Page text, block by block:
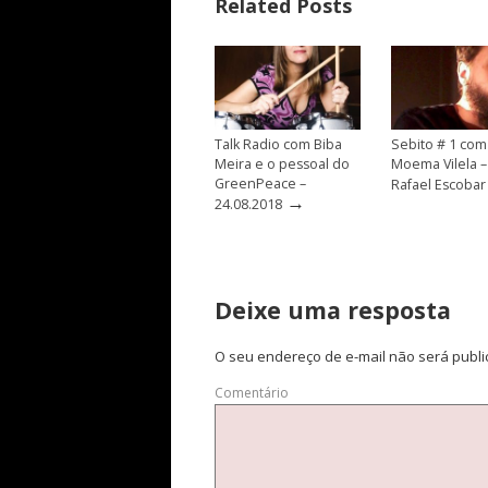
Related Posts
Talk Radio com Biba
Meira e o pessoal do
GreenPeace –
24.08.2018 →
Sebito # 1 com
Moema Vilela
Rafael Escobar
Deixe uma resposta
O seu endereço de e-mail não será
Comentário